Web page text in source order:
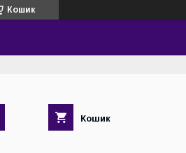
Кошик
Кошик